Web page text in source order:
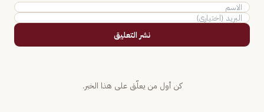
نشر التعليق
كن أول من يعلّق على هذا الخبر.